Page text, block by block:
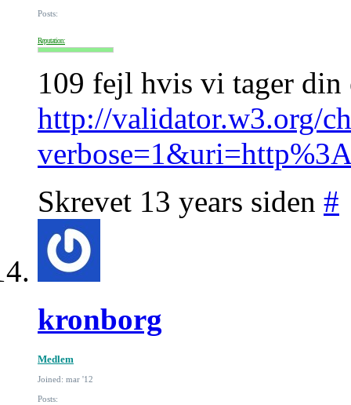
Posts:
Reputation:
109 fejl hvis vi tager din
http://validator.w3.org/
Skrevet 13 years siden #
kronborg
Medlem
Joined: mar '12
Posts: